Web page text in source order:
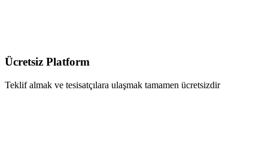
Ücretsiz Platform
Teklif almak ve tesisatçılara ulaşmak tamamen ücretsizdir